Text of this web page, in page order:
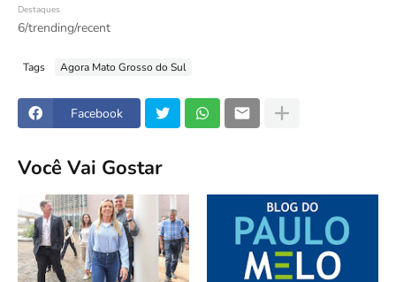
Destaques
6/trending/recent
Tags Agora Mato Grosso do Sul
Facebook
Você Vai Gostar